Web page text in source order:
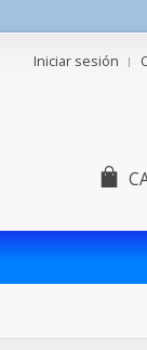
Iniciar sesión